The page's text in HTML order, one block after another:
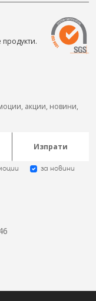
продукти.
акции, новини,
Изпрати
за новини